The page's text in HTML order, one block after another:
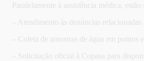
Paralelamente à assistência médica,
– Atendimento às denúncias
– Coleta de amostras de água em
– Solicitação oficial à Copasa para